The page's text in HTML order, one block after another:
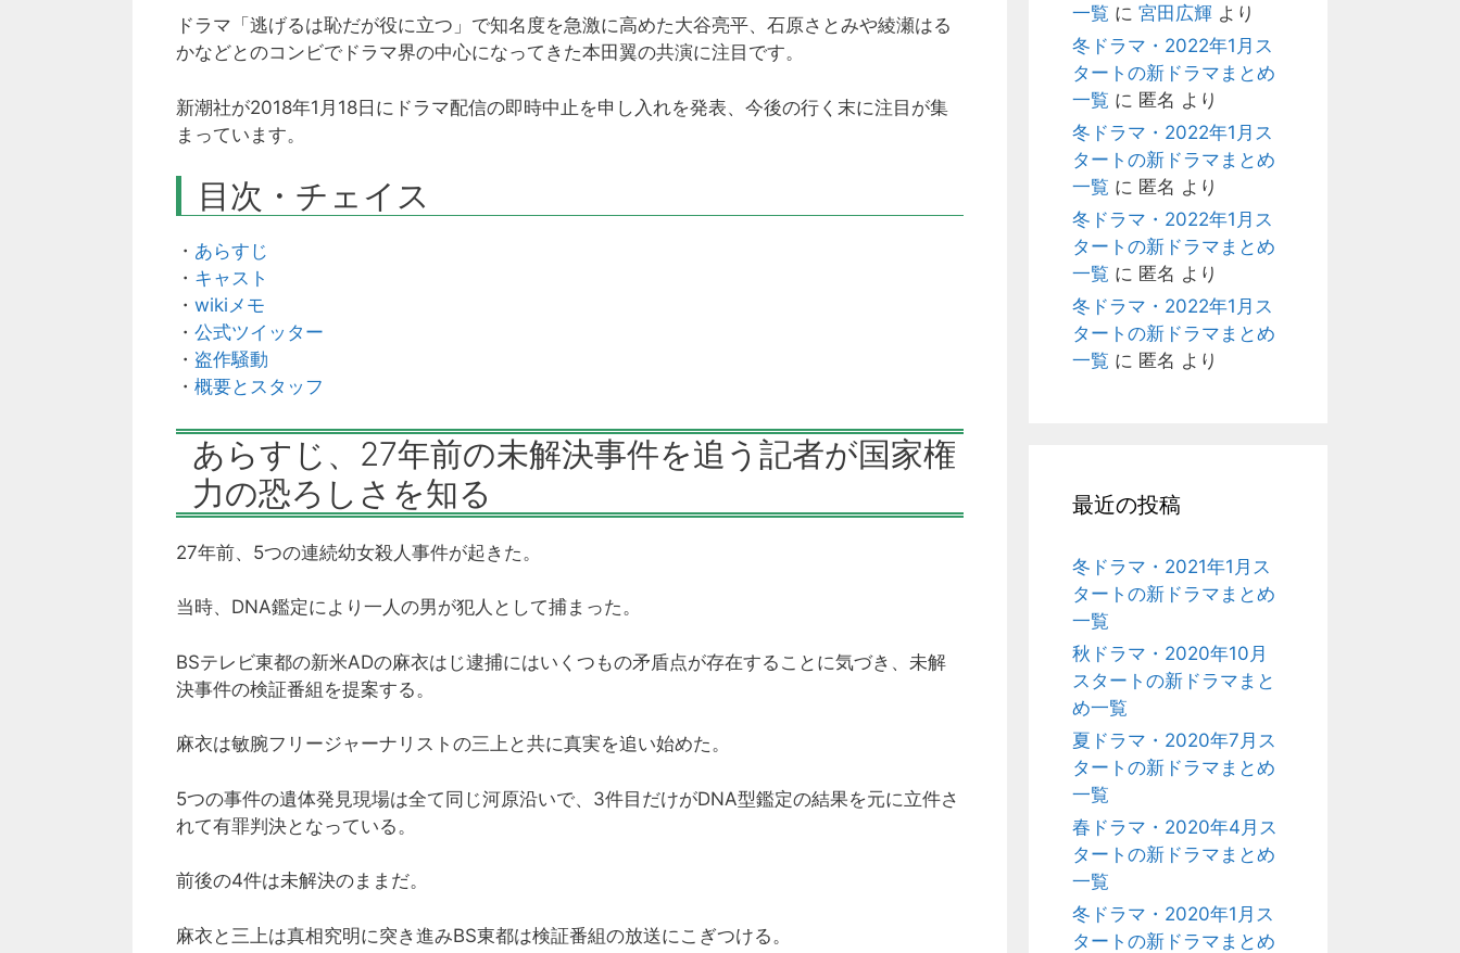
ドラマ「逃げるは恥だが役に立つ」で知名度を急激に高めた大谷亮平、石原さとみや綾瀬はる
かなどとのコンビでドラマ界の中心になってきた本田翼の共演に注目です。
新潮社が2018年1月18日にドラマ配信の即時中止を申し入れを発表、今後の行く末に注目が集
まっています。
目次・チェイス
・ あらすじ
・ キャスト
・ wikiメモ
・ 公式ツイッター
・ 盗作騒動
・ 概要とスタッフ
あらすじ、27年前の未解決事件を追う記者が国家権
力の恐ろしさを知る
27年前、5つの連続幼女殺人事件が起きた。
当時、DNA鑑定により一人の男が犯人として捕まった。
BSテレビ東都の新米ADの麻衣はじ逮捕にはいくつもの矛盾点が存在することに気づき、未解
決事件の検証番組を提案する。
麻衣は敏腕フリージャーナリストの三上と共に真実を追い始めた。
5つの事件の遺体発見現場は全て同じ河原沿いで、3件目だけがDNA型鑑定の結果を元に立件さ
れて有罪判決となっている。
前後の4件は未解決のままだ。
麻衣と三上は真相究明に突き進みBS東都は検証番組の放送にこぎつける。
一覧 に 宮田広輝 より
冬ドラマ・2022年1月ス
タートの新ドラマまとめ
一覧 に 匿名 より
冬ドラマ・2022年1月ス
タートの新ドラマまとめ
一覧 に 匿名 より
冬ドラマ・2022年1月ス
タートの新ドラマまとめ
一覧 に 匿名 より
冬ドラマ・2022年1月ス
タートの新ドラマまとめ
一覧 に 匿名 より
最近の投稿
冬ドラマ・2021年1月ス
タートの新ドラマまとめ
一覧
秋ドラマ・2020年10月
スタートの新ドラマまと
め一覧
夏ドラマ・2020年7月ス
タートの新ドラマまとめ
一覧
春ドラマ・2020年4月ス
タートの新ドラマまとめ
一覧
冬ドラマ・2020年1月ス
タートの新ドラマまとめ